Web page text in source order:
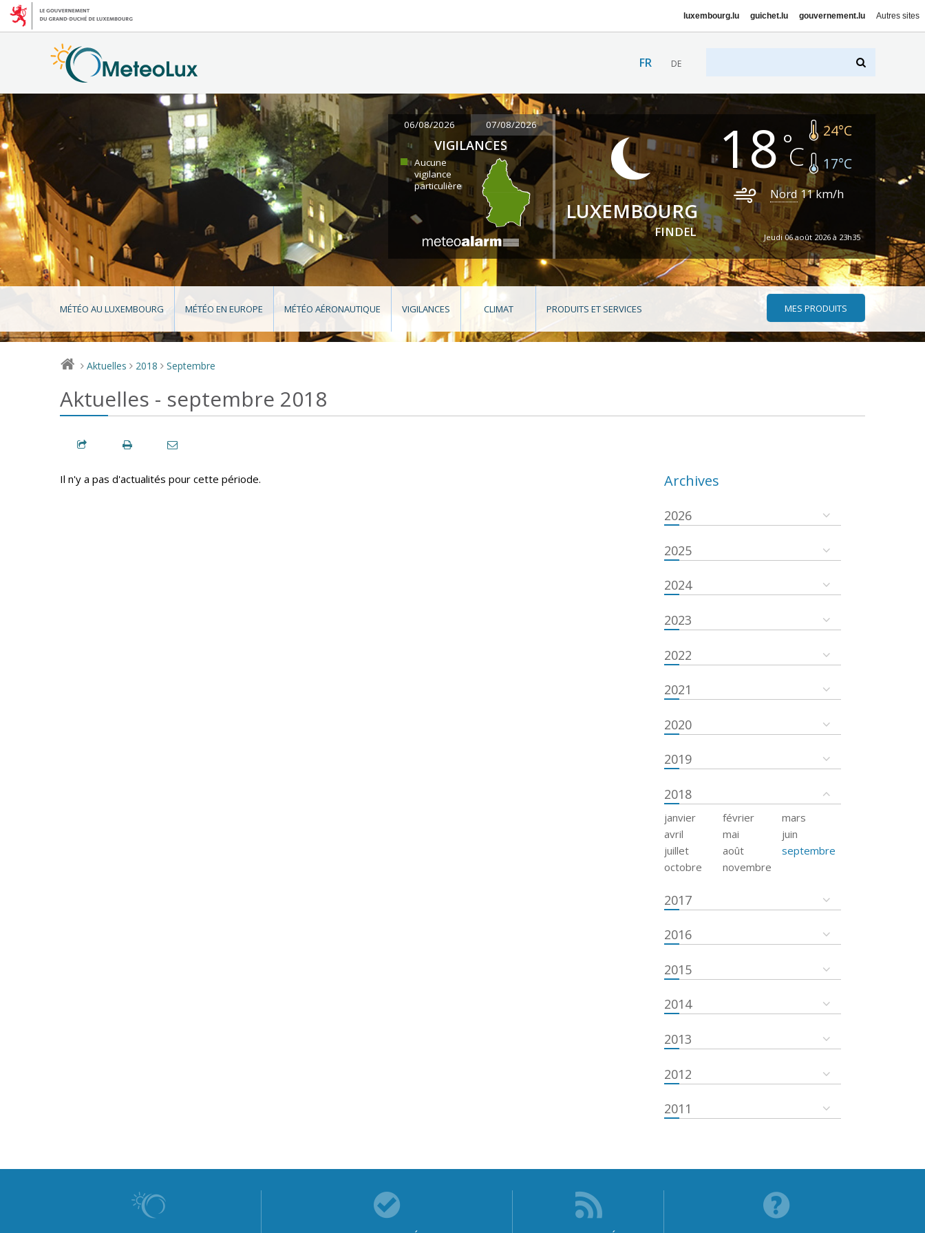
luxembourg.lu guichet.lu gouvernement.lu Autres sites
FR DE
06/08/2026 07/08/2026
VIGILANCES
Aucune
vigilance
particulière
LUXEMBOURG
FINDEL
18 24°C
17°C
Nord 11km/h
Jeudi 06 août 2026 à 23h35
MÉTÉO AU LUXEMBOURG MÉTÉO EN EUROPE MÉTÉO AÉRONAUTIQUE VIGILANCES CLIMAT PRODUITS ET SERVICES MES PRODUITS
> Aktuelles > 2018 > Septembre
Aktuelles - septembre 2018
Il n'y a pas d'actualités pour cette période. Archives
2026
2025
2024
2023
2022
2021
2020
2019
2018
janvier février
mars
avril
mai
juin
juillet
août
septembre
octobre
novembre
2017
2016
2015
2014
2013
2012
2011